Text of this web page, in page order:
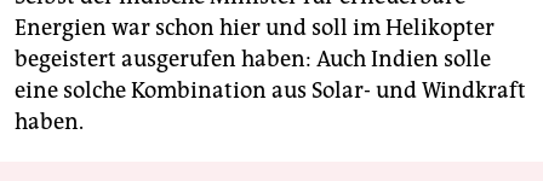
Energien war schon hier und soll im Helikopter
begeistert ausgerufen haben: Auch Indien solle
eine solche Kombination aus Solar- und Windkraft
haben.